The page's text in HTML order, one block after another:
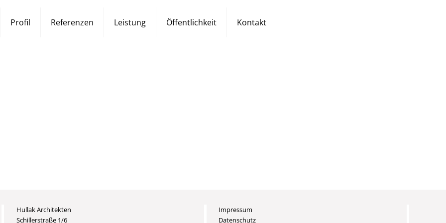
Profil Referenzen Leistung Öffentlichkeit Kontakt
Hullak Architekten
Schillerstraße 1/6
Impressum
Datenschutz